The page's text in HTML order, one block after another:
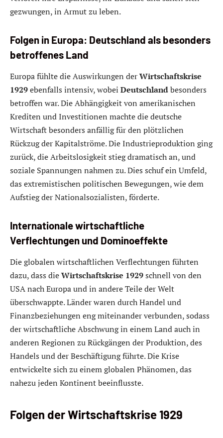
gezwungen, in Armut zu leben.
Folgen in Europa: Deutschland als besonders
betroffenes Land
Europa fühlte die Auswirkungen derWirtschaftskrise
1929ebenfalls intensiv, wobei Deutschlandbesonders
betroffen war. Die Abhängigkeit von amerikanischen
Krediten und Investitionen machte die deutsche
Wirtschaft besonders anfällig für den plötzlichen
Rückzug der Kapitalströme. Die Industrieproduktion ging
zurück, die Arbeitslosigkeit stieg dramatisch an, und
soziale Spannungen nahmen zu. Dies schuf ein Umfeld,
das extremistischen politischen Bewegungen, wie dem
Aufstieg der Nationalsozialisten, förderte.
Internationale wirtschaftliche
Verflechtungen und Dominoeffekte
Die globalen wirtschaftlichen Verflechtungen führten
dazu, dass dieWirtschaftskrise 1929schnell von den
USA nach Europa und in andere Teile der Welt
überschwappte. Länder waren durch Handel und
Finanzbeziehungen eng miteinander verbunden, sodass
der wirtschaftliche Abschwung in einem Land auch in
anderen Regionen zu Rückgängen der Produktion, des
Handels und der Beschäftigung führte. Die Krise
entwickelte sich zu einem globalen Phänomen, das
nahezu jeden Kontinent beeinflusste.
Folgen der Wirtschaftskrise 1929